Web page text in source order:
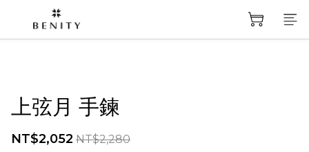
上弦月 手鍊
NT$2,052 NT$2,280